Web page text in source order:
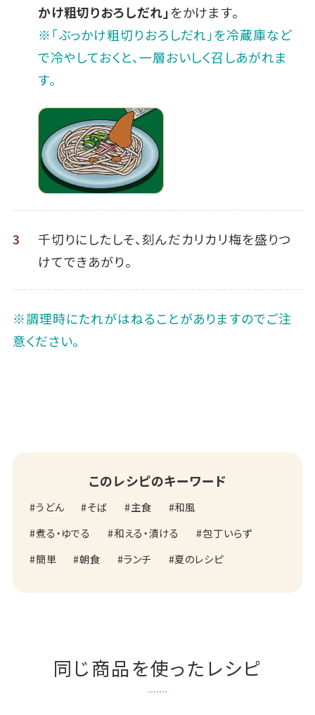
かけ粗切りおろしだれ」をかけます。
※「ぶっかけ粗切りおろしだれ」を冷蔵庫など
で冷やしておくと、一層おいしく召しあがれま
す。
3
千切りにしたしそ、刻んだカリカリ梅を盛りつ
けてできあがり。
※調理時にたれがはねることがありますのでご注
意ください。
このレシピのキーワード
うどん そば 主食
和風
煮る・ゆでる
和える・漬ける
包丁いらず
簡単
朝食 ランチ 夏のレシピ
同じ商品を使ったレシピ